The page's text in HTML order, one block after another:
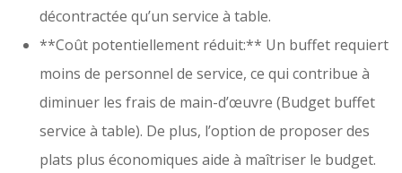
décontractée qu’un service à table.
**Coût potentiellement réduit:** Un buffet requiert
moins de personnel de service, ce qui contribue à
diminuer les frais de main-d’œuvre (Budget buffet
service à table). De plus, l’option de proposer des
plats plus économiques aide à maîtriser le budget.